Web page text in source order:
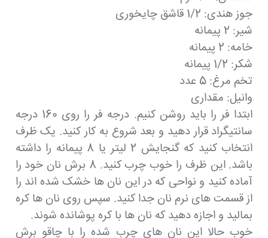
جوز هندی: 1/2 قاشق چایخوری
شیر: 2 پیمانه
خامه: 2 پیمانه
شکر: 1/2 پیمانه
تخم مرغ: 5 عدد
وانیل: مقداری
ابتدا فر را باید روشن کنیم. درجه فر را روی 160 درجه
سانتیگراد قرار دهید و بعد شروع به کار کنید. یک ظرف
انتخاب کنید که گنجایش 2 لیتر یا 8 پیمانه را داشته
باشد. این ظرف را خوب چرب کنید. 8 برش نان خود را
آماده کنید و نواحی که در این نان ها خشک شده اند را
از قسمت های نرم نان جدا کنید. سپس روی نان ها کره
بمالید و اجازه دهید که نان ها با کره پوشانده شوند.
خوب حالا این نان های چرب شده را با چاقو برش